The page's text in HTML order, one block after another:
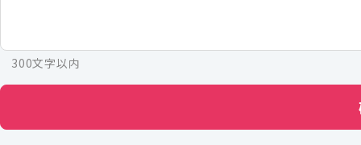
300文字以内